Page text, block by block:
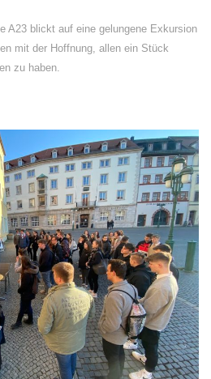
A23 blickt auf eine gelungene Exkursion
mit der Hoffnung, allen ein Stück
zu haben.